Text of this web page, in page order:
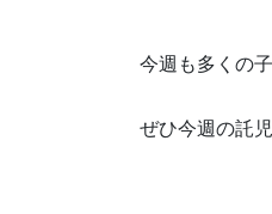
今週も多くの
ぜひ今週の託